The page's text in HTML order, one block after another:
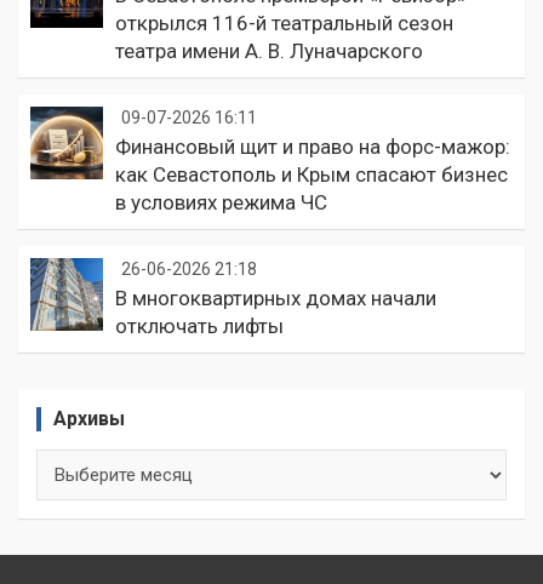
открылся 116-й театральный сезон
театра имени А. В. Луначарского
09-07-2026 16:11
Финансовый щит и право на форс-мажор:
как Севастополь и Крым спасают бизнес
в условиях режима ЧС
26-06-2026 21:18
В многоквартирных домах начали
отключать лифты
Архивы